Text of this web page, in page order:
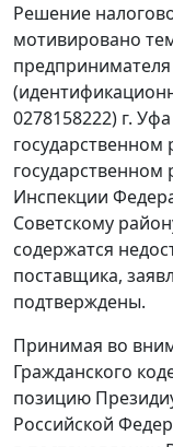
Решение
мотивировано
0278158222) г.
государственном
Инспекции
Советскому
содержатся
поставщика,
подтверждены.
Принимая во
Гражданского
позицию
Российской